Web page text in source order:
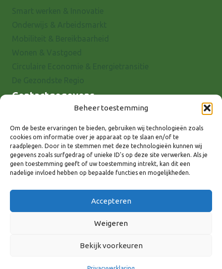
Beheer toestemming
Om de beste ervaringen te bieden, gebruiken wij technologieën zoals
cookies om informatie over je apparaat op te slaan en/of te
raadplegen. Door in te stemmen met deze technologieën kunnen wij
gegevens zoals surfgedrag of unieke ID's op deze site verwerken. Als je
geen toestemming geeft of uw toestemming intrekt, kan dit een
nadelige invloed hebben op bepaalde functies en mogelijkheden.
Accepteren
Weigeren
Bekijk voorkeuren
Contactgegevens
7001 EX Doetinchem
E-mail: info@8rhk.nl
Telefoonnummers
Privacyverklaring